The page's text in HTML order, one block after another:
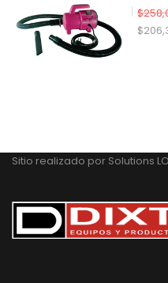
$
$
Sitio realizado por Solutions LO